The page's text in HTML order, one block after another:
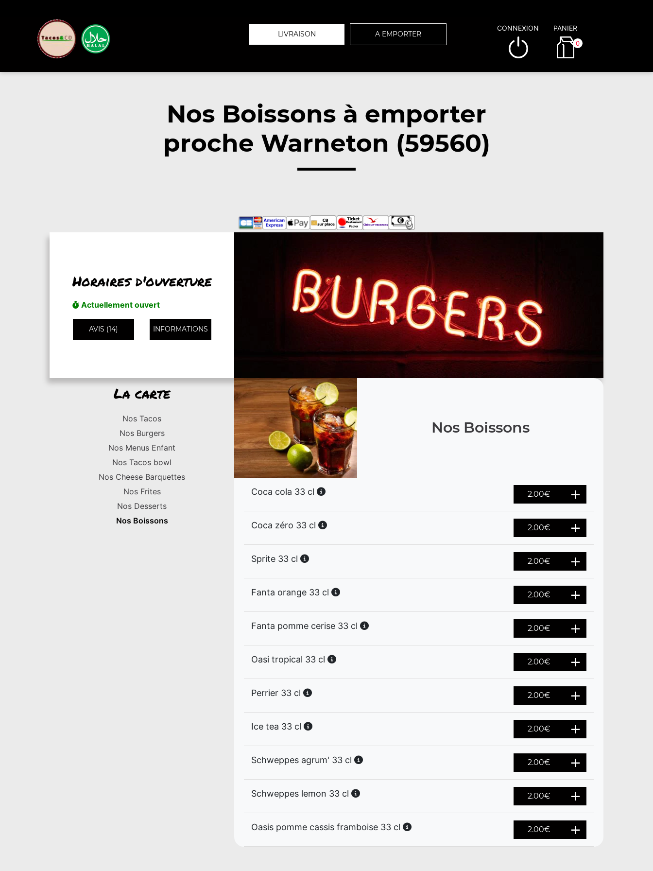
LIVRAISON A EMPORTER
CONNEXION PANIER
0
Nos Boissons à emporter
proche Warneton (59560)
Horaires d'ouverture
Actuellement ouvert
AVIS (14) INFORMATIONS
La carte
Nos Tacos
Nos Burgers
Nos Menus Enfant
Nos Tacos bowl
Nos Cheese Barquettes
Nos Frites
Nos Desserts
Nos Boissons
Nos Boissons
Coca cola 33 cl 2.00€
Coca zéro 33 cl 2.00€
Sprite 33 cl 2.00€
Fanta orange 33 cl 2.00€
Fanta pomme cerise 33 cl 2.00€
Oasi tropical 33 cl 2.00€
Perrier 33 cl 2.00€
Ice tea 33 cl 2.00€
Schweppes agrum' 33 cl 2.00€
Schweppes lemon 33 cl 2.00€
Oasis pomme cassis framboise 33 cl 2.00€